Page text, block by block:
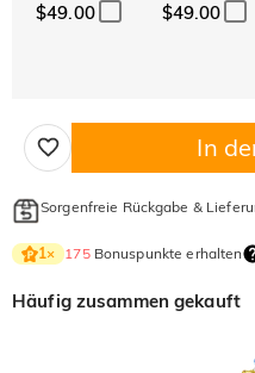
$49.00 $49.00
In
Sorgenfreie Rückgabe &
1× 175Bonuspunkte erhalten
Häufig zusammen gekauft